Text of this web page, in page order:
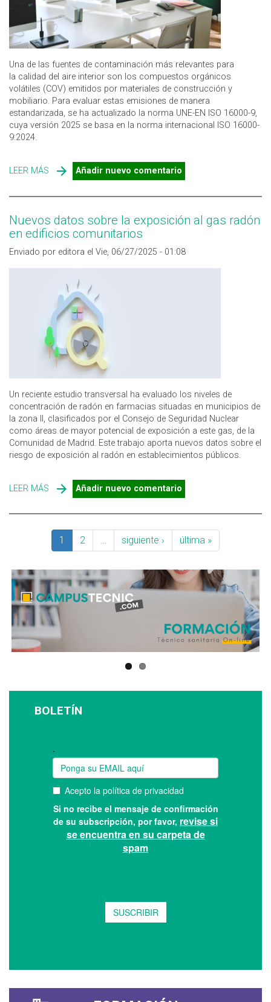
Una de las fuentes de contaminación más relevantes para
la calidad del aire interior son los compuestos orgánicos
volátiles (COV) emitidos por materiales de construcción y
mobiliario. Para evaluar estas emisiones de manera
estandarizada, se ha actualizado la norma UNE-EN ISO 16000-9,
cuya versión 2025 se basa en la norma internacional ISO 16000-
9:2024.
LEER MÁS SOBRE NUEVA NORMA PARA DETERMINAR LA EMISIÓN
DE COMPUESTOS ORGÁNICOS VOLÁTILES EN
INTERIORES
Añadir nuevo comentario
Nuevos datos sobre la exposición al gas radón
en edificios comunitarios
Enviado por editora el Vie, 06/27/2025 - 01:08
Un reciente estudio transversal ha evaluado los niveles de
concentración de radón en farmacias situadas en municipios de
la zona II, clasificados por el Consejo de Seguridad Nuclear
como áreas de mayor potencial de exposición a este gas, de la
Comunidad de Madrid. Este trabajo aporta nuevos datos sobre el
riesgo de exposición al radón en establecimientos públicos.
LEER MÁS SOBRE NUEVOS DATOS SOBRE LA EXPOSICIÓN AL GAS
RADÓN EN EDIFICIOS COMUNITARIOS
Añadir nuevo comentario
1 2 siguiente › última »
BOLETÍN